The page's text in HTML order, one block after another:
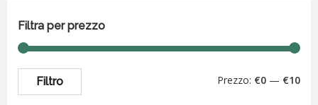
Filtra per prezzo
Filtro Prezzo: €0 — €10